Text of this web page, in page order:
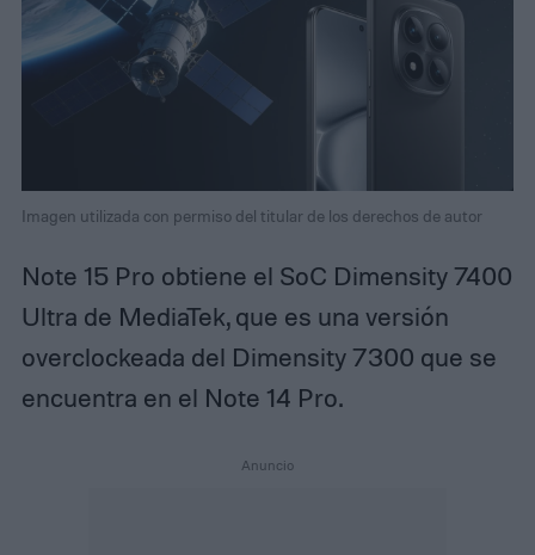
Imagen utilizada con permiso del titular de los derechos de autor
Note 15 Pro obtiene el SoC Dimensity 7400
Ultra de MediaTek, que es una versión
overclockeada del Dimensity 7300 que se
encuentra en el Note 14 Pro.